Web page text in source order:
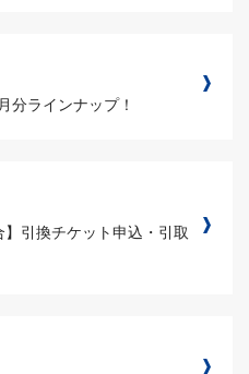
分ラインナップ！
】引換チケット申込・引取